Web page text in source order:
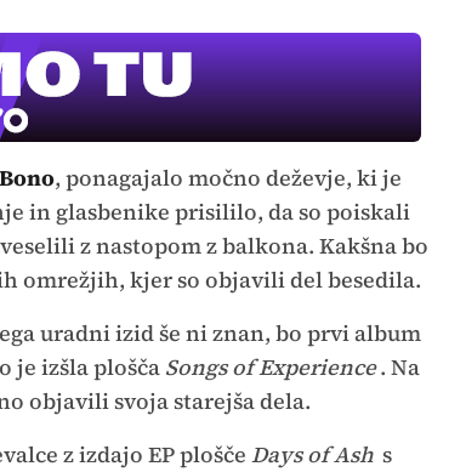
Bono, ponagajalo močno deževje, ki je
in glasbenike prisililo, da so poiskali
z nastopom z balkona. Kakšna bo
omrežjih, kjer so objavili del besedila.
uradni izid še ni znan, bo prvi album
je izšla plošča Songs of Experience. Na
objavili svoja starejša dela.
z izdajo EP ploščeDays of Ash s